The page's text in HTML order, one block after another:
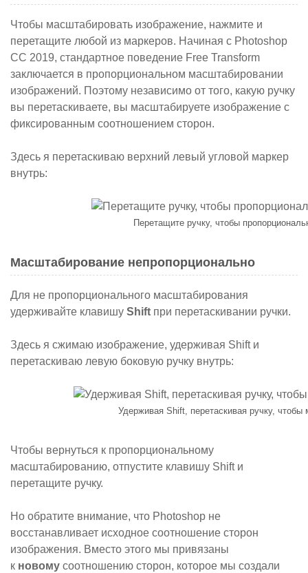
Чтобы масштабировать изображение, нажмите и
перетащите любой из маркеров. Начиная с Photoshop
CC 2019, стандартное поведение Free Transform
заключается в пропорциональном масштабировании
изображений. Поэтому независимо от того, какую ручку
вы перетаскиваете, вы масштабируете изображение с
фиксированным соотношением сторон.
Здесь я перетаскиваю верхний левый угловой маркер
внутрь:
Перетащите ручку, чтобы
Масштабирование непропорционально
Для не пропорционального масштабирования
удерживайте клавишу Shift при перетаскивании ручки.
Здесь я сжимаю изображение, удерживая Shift и
перетаскиваю левую боковую ручку внутрь:
Удерживая Shift, перетаскивая ручку, чтобы
Чтобы вернуться к пропорциональному
масштабированию, отпустите клавишу Shift и
перетащите ручку.
Но обратите внимание, что Photoshop не
восстанавливает исходное соотношение сторон
изображения. Вместо этого мы привязаны
к новому соотношению сторон, которое мы создали